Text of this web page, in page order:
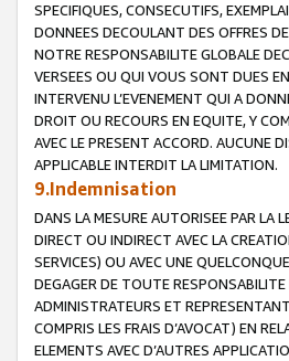
SPECIFIQUES, CONSECUTIFS,
DONNEES DECOULANT DES OFFRES
NOTRE RESPONSABILITE GLOBALE
VERSEES OU QUI VOUS SONT DUES
INTERVENU L’EVENEMENT QUI A
DROIT OU RECOURS EN EQUITE, Y
AVEC LE PRESENT ACCORD. AUCUNE
APPLICABLE INTERDIT LA LIMITATION.
9.Indemnisation
DANS LA MESURE AUTORISEE PAR LA
DIRECT OU INDIRECT AVEC LA
SERVICES) OU AVEC UNE
DEGAGER DE TOUTE
ADMINISTRATEURS ET
COMPRIS LES FRAIS D’AVOCAT) EN
ELEMENTS AVEC D’AUTRES